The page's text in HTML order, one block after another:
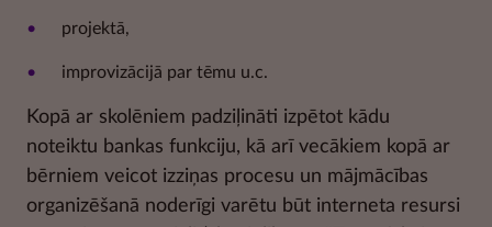
projektā,
improvizācijā par tēmu u.c.
Kopā ar skolēniem padziļināti izpētot kādu
noteiktu bankas funkciju, kā arī vecākiem kopā ar
bērniem veicot izziņas procesu un mājmācības
organizēšanā noderīgi varētu būt interneta resursi